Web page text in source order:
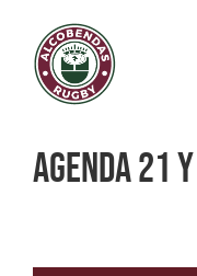
contenido
Agenda 21